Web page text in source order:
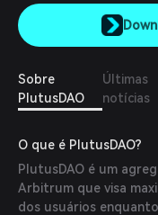
Sobre
PlutusDAO
Últimas
notícias
O que é PlutusDAO?
PlutusDAO é um
Arbitrum que visa
dos usuários